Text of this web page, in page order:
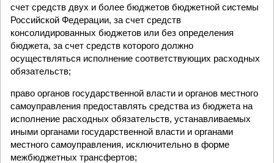
счет средств двух и более бюджетов бюджетной системы
Российской Федерации, за счет средств
консолидированных бюджетов или без определения
бюджета, за счет средств которого должно
осуществляться исполнение соответствующих расходных
обязательств;
право органов государственной власти и органов местного
самоуправления предоставлять средства из бюджета на
исполнение расходных обязательств, устанавливаемых
иными органами государственной власти и органами
местного самоуправления, исключительно в форме
межбюджетных трансфертов;